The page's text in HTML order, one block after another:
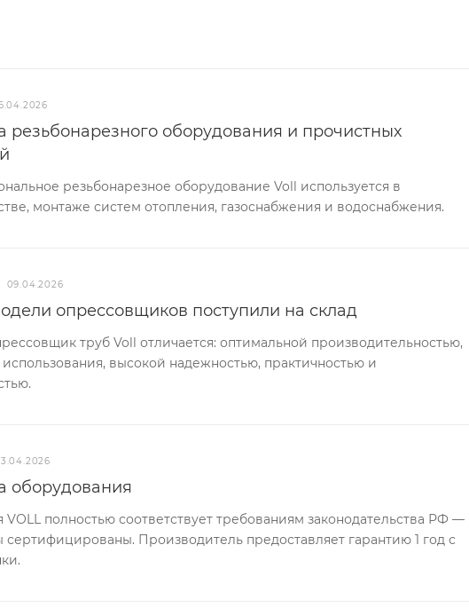
резьбонарезного оборудования и прочистных
резьбонарезное оборудование Voll используется в
монтаже систем отопления, газоснабжения и водоснабжения.
09.04.2026
опрессовщиков поступили на склад
труб Voll отличается: оптимальной производительностью,
высокой надежностью, практичностью и
оборудования
полностью соответствует требованиям законодательства РФ —
сертифицированы. Производитель предоставляет гарантию 1 год с